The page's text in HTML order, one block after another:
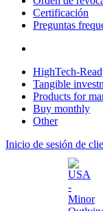
Certificación
Preguntas
HighTech-
Tangible
Products for
Buy monthly
Other
Inicio de sesión de